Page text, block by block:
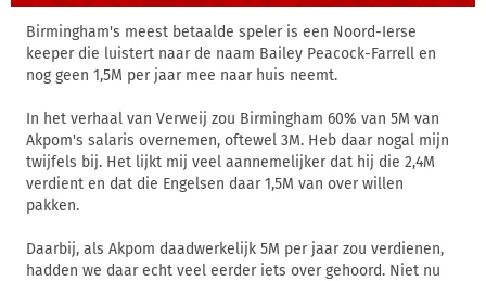
Birmingham's meest betaalde speler is een Noord-Ierse
keeper die luistert naar de naam Bailey Peacock-Farrell en
nog geen 1,5M per jaar mee naar huis neemt.
In het verhaal van Verweij zou Birmingham 60% van 5M van
Akpom's salaris overnemen, oftewel 3M. Heb daar nogal mijn
twijfels bij. Het lijkt mij veel aannemelijker dat hij die 2,4M
verdient en dat die Engelsen daar 1,5M van over willen
pakken.
Daarbij, als Akpom daadwerkelijk 5M per jaar zou verdienen,
hadden we daar echt veel eerder iets over gehoord. Niet nu